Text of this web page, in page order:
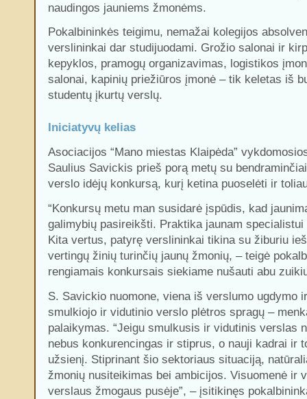
naudingos jauniems žmonėms.
Pokalbininkės teigimu, nemažai kolegijos
verslininkai dar studijuodami. Grožio salonai ir
kepyklos, pramogų organizavimas, logistikos
salonai, kapinių priežiūros įmonė – tik keletas iš
studentų įkurtų verslų.
Iniciatyvų kelias
Asociacijos “Mano miestas Klaipėda”
Saulius Savickis prieš porą metų su
verslo idėjų konkursą, kurį ketina puoselėti ir
“Konkursų metu man susidarė įspūdis, kad
galimybių pasireikšti. Praktika jaunam
Kita vertus, patyrę verslininkai tikina su žiburiu
vertingų žinių turinčių jaunų žmonių, – teigė
rengiamais konkursais siekiame nušauti abu
S. Savickio nuomone, viena iš verslumo ugdymo
smulkiojo ir vidutinio verslo plėtros spragų –
palaikymas. “Jeigu smulkusis ir vidutinis verslas
nebus konkurencingas ir stiprus, o nauji kadrai ir
užsienį. Stiprinant šio sektoriaus situaciją,
žmonių nusiteikimas bei ambicijos. Visuomenė ir
verslaus žmogaus pusėje”, – įsitikinęs